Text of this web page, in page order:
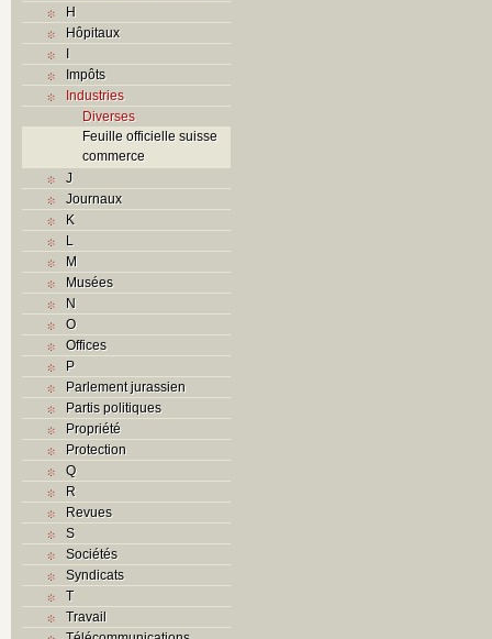
H
Hôpitaux
I
Impôts
Industries
Diverses
Feuille officielle suisse
commerce
J
Journaux
K
L
M
Musées
N
O
Offices
P
Parlement jurassien
Partis politiques
Propriété
Protection
Q
R
Revues
S
Sociétés
Syndicats
T
Travail